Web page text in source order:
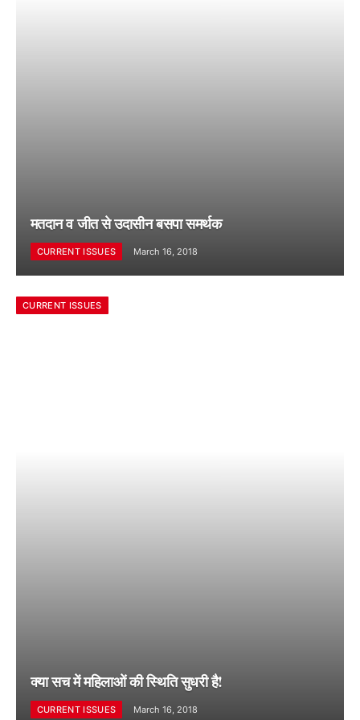
मतदान व जीत से उदासीन बसपा समर्थक
CURRENT ISSUES March 16, 2018
CURRENT ISSUES
क्या सच में महिलाओं की स्थिति सुधरी है!
CURRENT ISSUES March 16, 2018